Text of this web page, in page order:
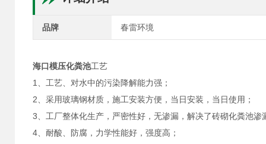
品牌 春雷环境
海口模压化粪池工艺
1、工艺、对水中的污染降解能力强；
2、采用玻璃钢材质，施工安装方便，当日安装，当日使用；
3、工厂整体化生产，严密性好，无渗漏，解决了砖砌化粪池渗
4、耐酸、防腐，力学性能好，强度高；